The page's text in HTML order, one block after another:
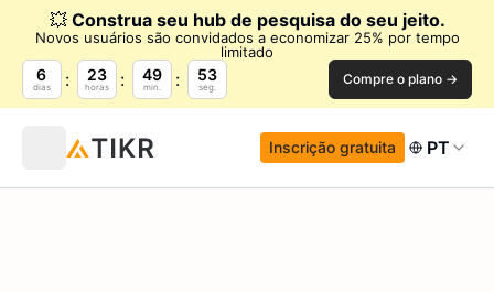
💥 Construa seu hub de pesquisa do seu jeito.
Novos usuários são convidados a economizar 25% por tempo
limitado
6
dias
23
horas
49
min.
52
seg. Compre o plano →
Inscrição gratuita PT